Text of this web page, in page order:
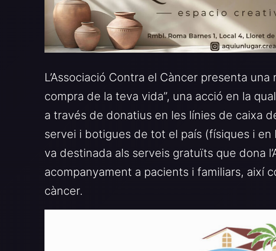
L’Associació Contra el Càncer presenta
compra de la teva vida”, una acció en la
a través de donatius en les línies de caixa
servei i botigues de tot el país (físiques i
va destinada als serveis gratuïts que dona
acompanyament a pacients i familiars, així
càncer.